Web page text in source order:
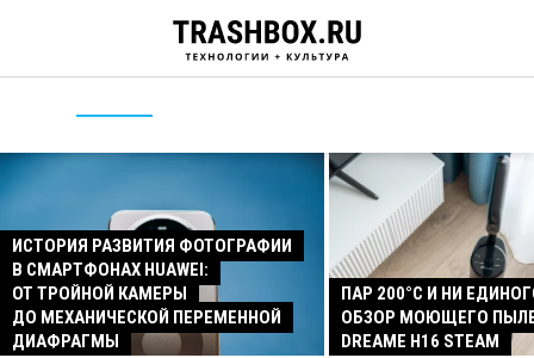
ИСТОРИЯ РАЗВИТИЯ ФОТОГРАФИИ
В СМАРТФОНАХ HUAWEI:
ОТ ТРОЙНОЙ КАМЕРЫ
ДО МЕХАНИЧЕСКОЙ ПЕРЕМЕННОЙ
ДИАФРАГМЫ
ПАР 200°C И НИ
ОБЗОР МОЮЩЕГО
DREAME H16 STEAM